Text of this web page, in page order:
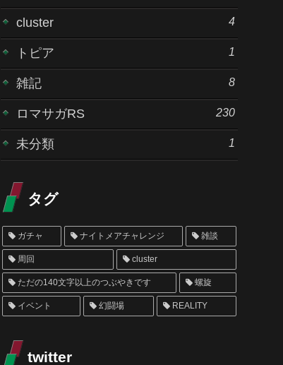
cluster 4
トピア 1
雑記 8
ロマサガRS 230
未分類 1
タグ
ガチャ ナイトメアチャレンジ 雑談
周回 cluster
ただの140文字以上のつぶやきです 螺旋
イベント 幻闘場 REALITY
twitter